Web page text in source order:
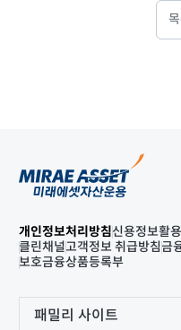
개인정보처리방침신용정보활
클린채널고객정보 취급방침금
보호금융상품등록부
패밀리 사이트